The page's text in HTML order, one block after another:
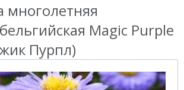
многолетняя
Magic Purple
Пурпл)